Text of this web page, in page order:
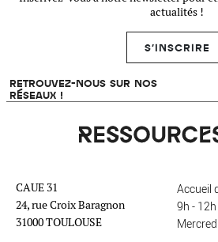
actualités !
S'INSCRIRE
RETROUVEZ-NOUS SUR NOS
RÉSEAUX !
Ressources 31
CAUE 31
24, rue Croix Baragnon
31000 TOULOUSE
Accueil
9h -